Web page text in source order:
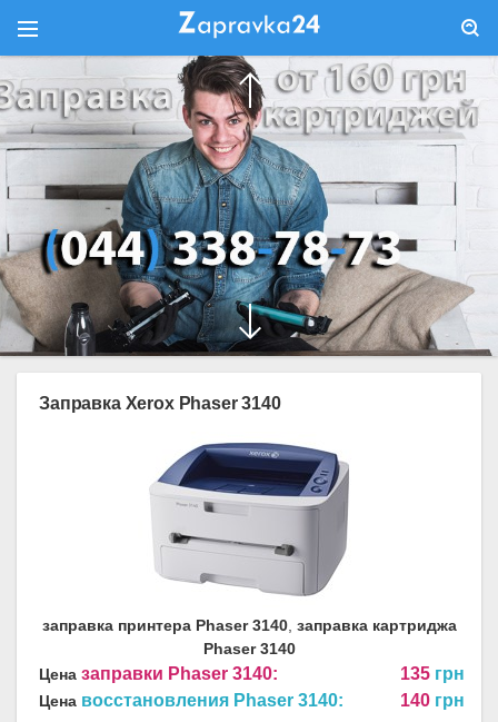
Заправка Xerox Phaser 3140
заправка принтера Phaser 3140, заправка картриджа
Phaser 3140
Цена заправки Phaser 3140: 135 грн
Цена восстановления Phaser 3140: 140 грн